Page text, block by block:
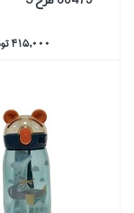
415,000 تومان